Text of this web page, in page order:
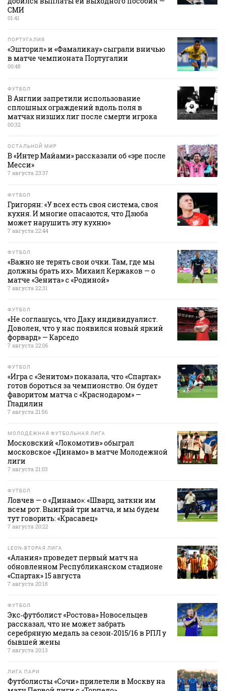
СМИ
01:41
ПОРТУГАЛИЯ
«Эшторил» и «Фамаликау» сыграли вничью
в матче чемпионата Португалии
00:48
ФУТБОЛ
В Англии запретили использование
сплошных ограждений вдоль поля в
матчах низших лиг после смерти игрока
00:32
ОСТАЛЬНОЙ МИР
В «Интер Майами» рассказали об «эре после
Месси»
7 августа 23:37
ФУТБОЛ
Григорян: «У всех есть своя система, своя
кухня. И многие опасаются, что Дзюба
может нарушить эту кухню»
7 августа 22:44
ФУТБОЛ
«Важно не терять свои очки. Там, где мы
должны брать их». Михаил Кержаков — о
матче «Зенита» с «Родиной»
7 августа 22:31
ФУТБОЛ
«Не соглашусь, что Даку индивидуалист.
Доволен, что у нас появился новый яркий
форвард» — Карседо
7 августа 22:06
ФУТБОЛ
«Игра с «Зенитом» показала, что «Спартак»
готов бороться за чемпионство. Он будет
фаворитом матча с «Краснодаром» —
Гладилин
7 августа 21:56
МОЛОДЕЖНАЯ ФУТБОЛЬНАЯ ЛИГА
Московский «Локомотив» обыграл
московское «Динамо» в матче Молодежной
лиги
7 августа 21:03
ФУТБОЛ
Ловчев — о «Динамо»: «Шварц, заткни им
всем рот. Выиграй три матча, и мы будем
тут говорить: «Красавец»
7 августа 20:22
LEON-ВТОРАЯ ЛИГА
«Алания» проведет первый матч на
обновленном Республиканском стадионе
«Спартак» 15 августа
7 августа 20:18
ФУТБОЛ
Экс‑футболист «Ростова» Новосельцев
рассказал, что не может забрать
серебряную медаль за сезон‑2015/16 в РПЛ у
бывшей жены
7 августа 20:13
ЛИГА ПАРИ
Футболисты «Сочи» прилетели в Москву на